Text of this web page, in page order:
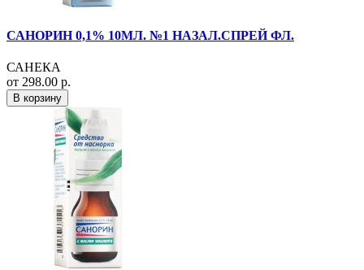
САНОРИН 0,1% 10МЛ. №1 НАЗАЛ.СПРЕЙ ФЛ.
САНЕКА
от 298.00 р.
В корзину